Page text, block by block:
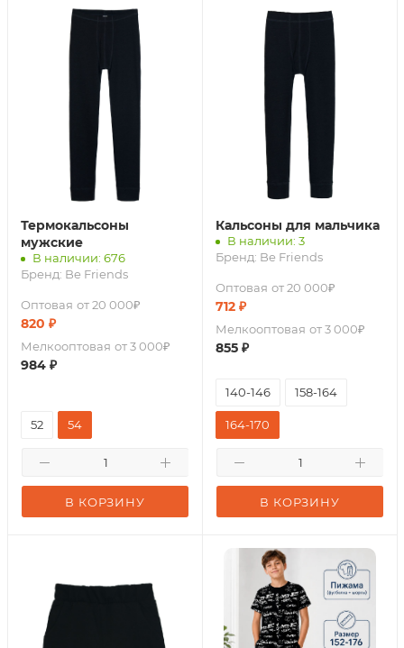
Термокальсоны
мужские
В наличии: 676
Бренд: Be Friends
Оптовая от 20 000₽
820 ₽
Мелкооптовая от 3 000₽
984 ₽
В КОРЗИНУ
52 54
Кальсоны для мальчика
В наличии: 3
Бренд: Be Friends
Оптовая от 20 000₽
712 ₽
Мелкооптовая от 3 000₽
855 ₽
В КОРЗИНУ
140-146 158-164
164-170